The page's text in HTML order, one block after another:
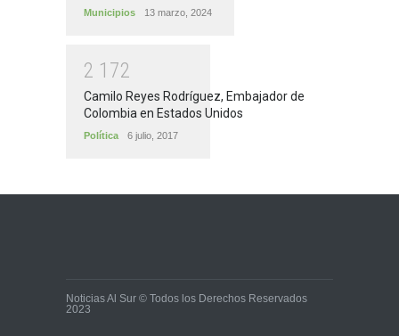
Municipios 13 marzo, 2024
2 1 72
Camilo Reyes Rodríguez, Embajador de
Colombia en Estados Unidos
Política 6 julio, 2017
Noticias Al Sur © Todos los Derechos Reservados
2023